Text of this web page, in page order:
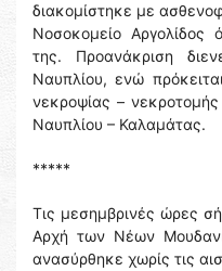
διακομίστηκε με
Νοσοκομείο Αργολίδος
της. Προανάκριση
Ναυπλίου, ενώ
νεκροψίας – νεκροτομής
Ναυπλίου – Καλαμάτας.
*****
Τις μεσημβρινές ώρες
Αρχή των Νέων
ανασύρθηκε χωρίς τις